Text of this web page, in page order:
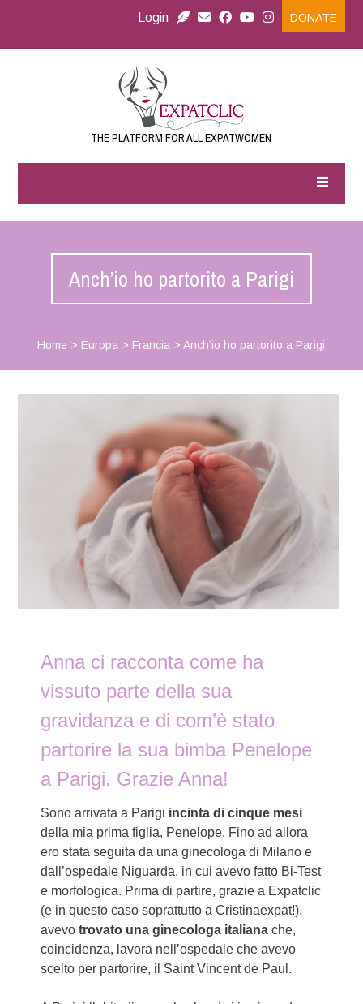
Login DONATE
THE PLATFORM FOR ALL EXPATWOMEN
Anch’io ho partorito a Parigi
Home >Europa >Francia >Anch’io ho partorito a Parigi
Anna ci racconta come ha
vissuto parte della sua
gravidanza e di com’è stato
partorire la sua bimba Penelope
a Parigi. Grazie Anna!
Sono arrivata a Parigi incinta di cinque mesi
della mia prima figlia, Penelope. Fino ad allora
ero stata seguita da una ginecologa di Milano e
dall’ospedale Niguarda, in cui avevo fatto Bi-Test
e morfologica. Prima di partire, grazie a Expatclic
(e in questo caso soprattutto a Cristinaexpat!),
avevotrovato una ginecologa italiana che,
coincidenza, lavora nell’ospedale che avevo
scelto per partorire, il Saint Vincent de Paul.